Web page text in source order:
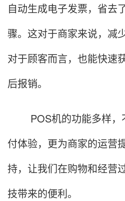
自动生成电子发票，省去
骤。这对于商家来说，减
对于顾客而言，也能快速
后报销。
POS机的功能多样，
付体验，更为商家的运营
持，让我们在购物和经营
技带来的便利。